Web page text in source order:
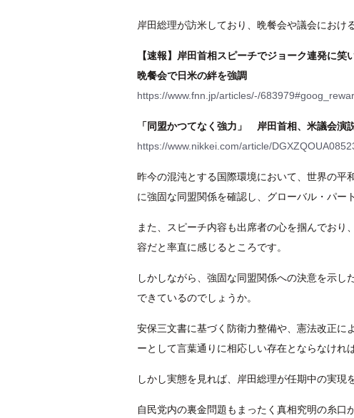
岸田総理が訪米しており、晩餐会や議会におけ
【速報】岸田首相スピーチでジョーク連発に
晩餐会で日米の絆を強調
https://www.fnn.jp/articles/-/
「同盟かつてなく強力」 岸田首相、米議会演
https://www.nikkei.com/article/
昨今の混沌とする国際環境において、世界の平
に強固な同盟関係を確認し、グローバル・パー
また、スピーチ内容も出席者の心を掴んでお
容だと率直に感じるところです。
しかしながら、強固な同盟関係への決意を示
できているのでしょうか。
安保三文書に基づく防衛力整備や、憲法改正に
ーとして言葉通りに相応しい存在とならなけれ
しかし実態を見れば、岸田総理が任期中の実現
自民党内の裏金問題もまったく真相究明の糸